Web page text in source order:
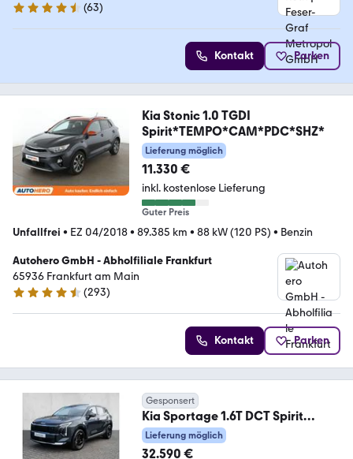
4.6 Sterne
(63)
Kontakt Parken
Kia Stonic 1.0 TGDI
Spirit*TEMPO*CAM*PDC*SHZ*
Lieferung möglich
11.330 €
inkl. kostenlose Lieferung
Guter Preis
Unfallfrei • EZ 04/2018• 89.385 km • 88 kW (120 PS) • Benzin
Autohero GmbH - Abholfiliale Frankfurt
65936 Frankfurt am Main
4.6 Sterne
(293)
Kontakt Parken
Gesponsert
Kia Sportage 1.6T DCT Spirit
DriveWise Sound Navi Ka
Lieferung möglich
32.590 €